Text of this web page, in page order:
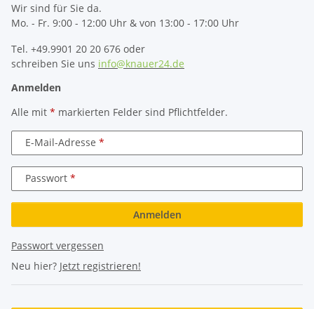
Wir sind für Sie da.
Mo. - Fr. 9:00 - 12:00 Uhr & von 13:00 - 17:00 Uhr
Tel. +49.9901 20 20 676 oder
schreiben Sie uns info@knauer24.de
Anmelden
Alle mit * markierten Felder sind Pflichtfelder.
E-Mail-Adresse
Passwort
Anmelden
Passwort vergessen
Neu hier? Jetzt registrieren!